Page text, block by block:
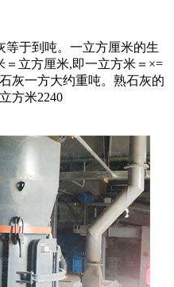
等于到吨。一立方厘米的生
＝立方厘米,即一立方米＝×=
灰一方大约重吨。熟石灰的
方米2240